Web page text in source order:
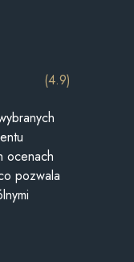
(4.9)
ocenach
pozwala